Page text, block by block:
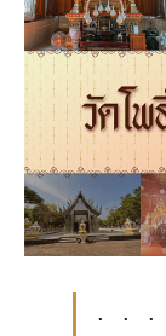
. . .